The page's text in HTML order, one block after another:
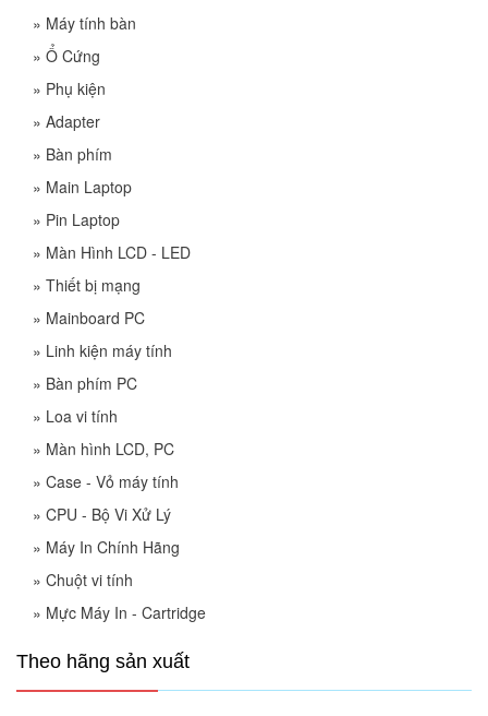
» Máy tính bàn
» Ổ Cứng
» Phụ kiện
» Adapter
» Bàn phím
» Main Laptop
» Pin Laptop
» Màn Hình LCD - LED
» Thiết bị mạng
» Mainboard PC
» Linh kiện máy tính
» Bàn phím PC
» Loa vi tính
» Màn hình LCD, PC
» Case - Vỏ máy tính
» CPU - Bộ Vi Xử Lý
» Máy In Chính Hãng
» Chuột vi tính
» Mực Máy In - Cartridge
Theo hãng sản xuất